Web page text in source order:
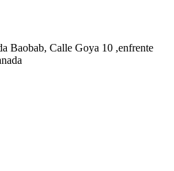
Baobab, Calle Goya 10 ,enfrente